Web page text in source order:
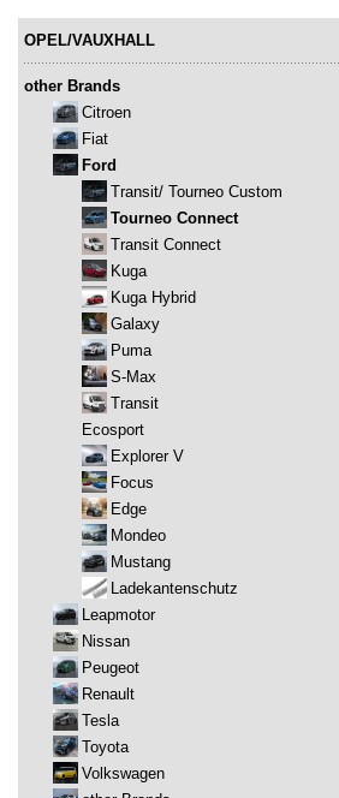
OPEL/VAUXHALL
other Brands
Citroen
Fiat
Ford
Transit/ Tourneo Custom
Tourneo Connect
Transit Connect
Kuga
Kuga Hybrid
Galaxy
Puma
S-Max
Transit
Ecosport
Explorer V
Focus
Edge
Mondeo
Mustang
Ladekantenschutz
Leapmotor
Nissan
Peugeot
Renault
Tesla
Toyota
Volkswagen